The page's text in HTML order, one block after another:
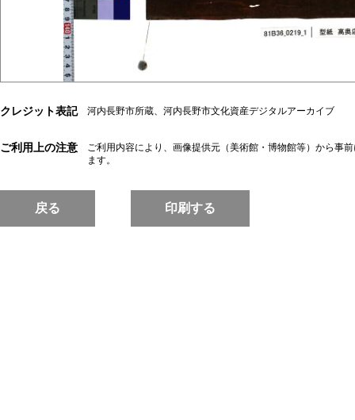
クレジット表記 河内長野市所蔵、河内長野市文化資産デジタルアーカイブ
ご利用上の注意
ご利用内容により、画像提供元（美術館・博物館等）から事
ます。
戻る 印刷する